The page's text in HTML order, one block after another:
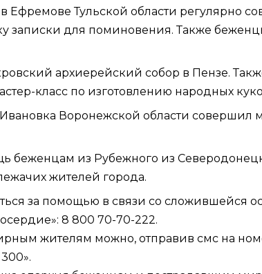
Ефремове Тульской области регулярно
для поминовения. Также
архиерейский собор в Пензе.
класс по изготовлению народных
Ивановка Воронежской области
беженцам из Рубежного из
жителей города.
за помощью в связи со сложившейся
8 800 70-70-222.
жителям можно, отправив смс на